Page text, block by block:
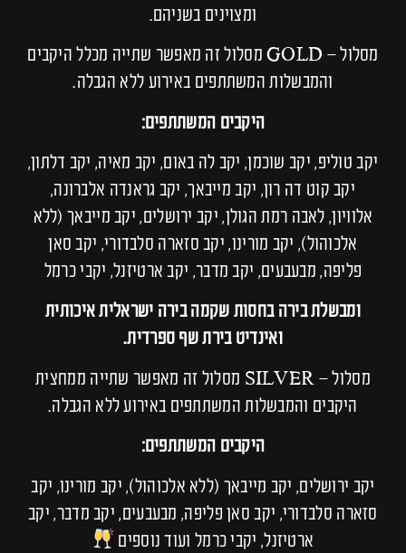
ומצוינים בשניהם.
מסלול – GOLD מסלול זה מאפשר שתייה מכלל היקבים
והמבשלות המשתתפים באירוע ללא הגבלה.
היקבים המשתתפים:
יקב טוליפ, יקב שוכמן, יקב לה באום, יקב מאיה, יקב דלתון,
יקב קוט דה רון, יקב מייבאך, יקב גראנדה אלברונה,
אלוויון, לאבה רמת הגולן, יקב ירושלים, יקב מייבאך (ללא
אלכוהול), יקב מורינו, יקב סזארה סלבדורי, יקב סאן
פליפה, מבעבעים, יקב מדבר, יקב ארטיזנל, יקבי כרמל
ומבשלת בירה בחסות שקמה בירה ישראלית איכותית
ואינדיט בירת שף ספרדית.
מסלול – SILVER מסלול זה מאפשר שתייה ממחצית
היקבים והמבשלות המשתתפים באירוע ללא הגבלה.
היקבים המשתתפים:
יקב ירושלים, יקב מייבאך (ללא אלכוהול), יקב מורינו, יקב
סזארה סלבדורי, יקב סאן פליפה, מבעבעים, יקב מדבר, יקב
ארטיזנל, יקבי כרמל ועוד נוספים